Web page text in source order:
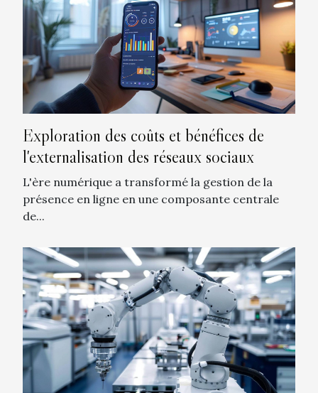
Exploration des coûts et bénéfices de
l'externalisation des réseaux sociaux
L'ère numérique a transformé la gestion de la
présence en ligne en une composante centrale
de...